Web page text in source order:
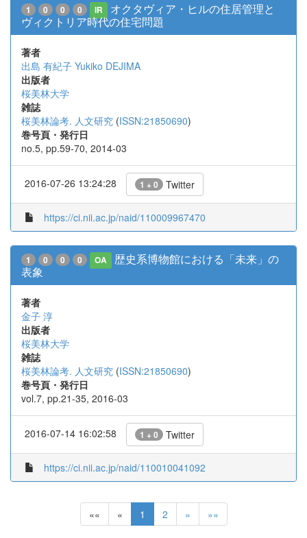
1 0 0 0 IR
オクタヴィア・ヒルの住居管理と
ヴィクトリア時代の住宅問題
著者
出島 有紀子 Yukiko DEJIMA
出版者
桜美林大学
雑誌
桜美林論考. 人文研究 (ISSN:21850690)
巻号頁・発行日
no.5, pp.59-70, 2014-03
2016-07-26 13:24:28 1 + 0 Twitter
https://ci.nii.ac.jp/naid/110009967470
1 0 0 0 OA
歴史系博物館における「未来」の
表象
著者
金子 淳
出版者
桜美林大学
雑誌
桜美林論考. 人文研究 (ISSN:21850690)
巻号頁・発行日
vol.7, pp.21-35, 2016-03
2016-07-14 16:02:58 1 + 0 Twitter
https://ci.nii.ac.jp/naid/110010041092
«« « 1 2 » »»